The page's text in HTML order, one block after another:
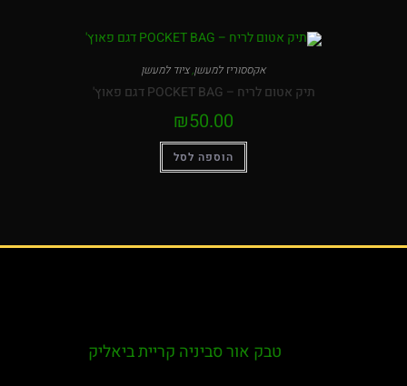
אקססוריז למעשן,ציוד למעשן
תיק אטום לריח – POCKET BAG דגם פאוץ'
טבק אור סביניה קריית ביאליק